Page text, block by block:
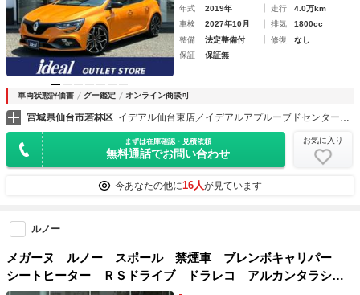
年式 2019年 走行
4.0万km
車検
2027年10月 排気
1800cc
整備
法定整備付 修復
なし
保証
保証無
車両状態評価書 グー鑑定 オンライン商談可
宮城県仙台市若林区 イデアル仙台東店／イデアルアプルーブドセンター（株）イデアル
まずは在庫確認・見積依頼
無料通話でお問い合わせ
お気に入り
今あなたの他に16人が見ています
ルノー
メガーヌ ルノー スポール 禁煙車 ブレンボキャリパー
シートヒーター ＲＳドライブ ドラレコ アルカンタラシー